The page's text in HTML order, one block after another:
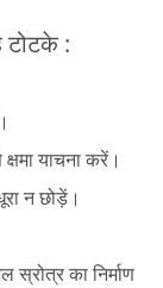
टोटके :
याचना करें।
न छोड़ें।
स्रोत्र का निर्माण